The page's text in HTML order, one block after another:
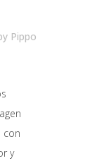
Pippo
con
y